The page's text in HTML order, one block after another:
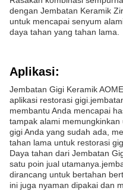
dengan Jembatan Keramik
untuk mencapai senyum
daya tahan yang tahan lama.
Aplikasi:
Jembatan Gigi Keramik
aplikasi restorasi
membantu Anda mencapai
tampak alami
gigi Anda yang sudah ada,
tahan lama untuk restorasi
Daya tahan dari Jembatan
satu poin jual
dirancang untuk bertahan
ini juga nyaman dipakai dan